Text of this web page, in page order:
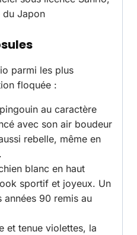
du Japon
parmi les plus
floquée :
au caractère
avec son air boudeur
rebelle, même en
blanc en haut
sportif et joyeux. Un
années 90 remis au
et tenue violettes, la